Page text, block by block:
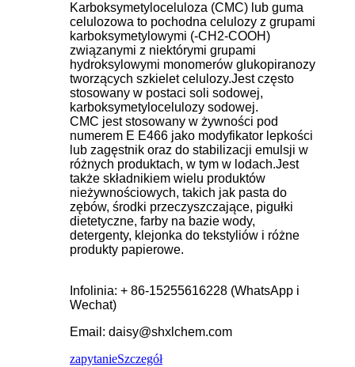
Karboksymetyloceluloza (CMC) lub guma
celulozowa to pochodna celulozy z grupami
karboksymetylowymi (-CH2-COOH)
związanymi z niektórymi grupami
hydroksylowymi monomerów glukopiranozy
tworzących szkielet celulozy.Jest często
stosowany w postaci soli sodowej,
karboksymetylocelulozy sodowej.
CMC jest stosowany w żywności pod
numerem E E466 jako modyfikator lepkości
lub zagęstnik oraz do stabilizacji emulsji w
różnych produktach, w tym w lodach.Jest
także składnikiem wielu produktów
nieżywnościowych, takich jak pasta do
zębów, środki przeczyszczające, pigułki
dietetyczne, farby na bazie wody,
detergenty, klejonka do tekstyliów i różne
produkty papierowe.
Infolinia: + 86-15255616228 (WhatsApp i
Wechat)
Email: daisy@shxlchem.com
zapytanieSzczegół